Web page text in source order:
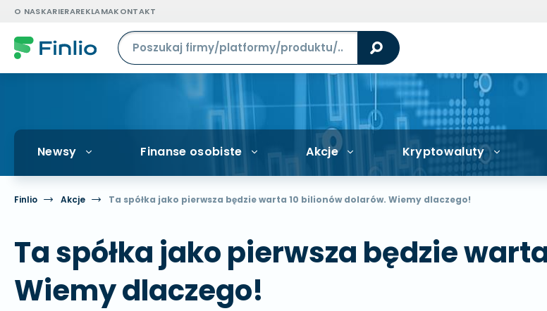
O NASKARIERAREKLAMAKONTAKT
Newsy Finanse osobiste Akcje Kryptowaluty
Finlio Akcje Ta spółka jako pierwsza będzie warta 10 bilionów dolarów. Wiemy dlaczego!
Ta spółka jako pierwsza będzie
Wiemy dlaczego!